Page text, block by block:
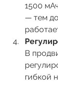
1500
— тем
В
гибкой